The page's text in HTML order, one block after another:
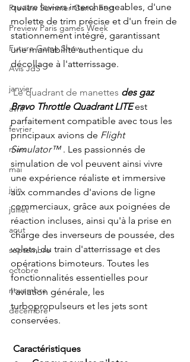
Preview Summer Game Fest
Preview Paris games Week
Future Game Show
Avis JdS
janvier
avril
fevrier
mars
mai
juin
juillet
aout
septembre
octobre
novembre
décembre
quatre leviers interchangeables, d'une
molette de trim précise et d'un frein de
stationnement intégré, garantissant
une maniabilité authentique du
décollage à l'atterrissage.
Le quadrant de manettes des gaz
Bravo Throttle Quadrant LITE est
parfaitement compatible avec tous les
principaux avions de Flight
Simulator™ . Les passionnés de
simulation de vol peuvent ainsi vivre
une expérience réaliste et immersive
aux commandes d'avions de ligne
commerciaux, grâce aux poignées de
réaction incluses, ainsi qu'à la prise en
charge des inverseurs de poussée, des
volets, du train d'atterrissage et des
opérations bimoteurs. Toutes les
fonctionnalités essentielles pour
l'aviation générale, les
turbopropulseurs et les jets sont
conservées.
Caractéristiques